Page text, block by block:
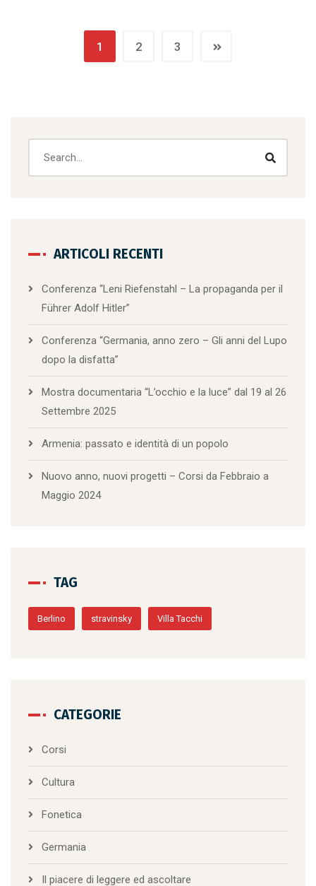
1 2 3
ARTICOLI RECENTI
Conferenza “Leni Riefenstahl – La propaganda per il
Führer Adolf Hitler”
Conferenza “Germania, anno zero – Gli anni del Lupo
dopo la disfatta”
Mostra documentaria “L’occhio e la luce” dal 19 al 26
Settembre 2025
Armenia: passato e identità di un popolo
Nuovo anno, nuovi progetti – Corsi da Febbraio a
Maggio 2024
TAG
Berlino stravinsky Villa Tacchi
CATEGORIE
Corsi
Cultura
Fonetica
Germania
Il piacere di leggere ed ascoltare